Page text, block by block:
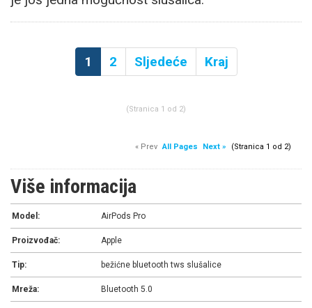
1 2 Sljedeće Kraj
(Stranica 1 od 2)
« Prev All Pages Next » (Stranica 1 od 2)
Više informacija
Model: AirPods Pro
Proizvođač: Apple
Tip: bežićne bluetooth tws slušalice
Mreža: Bluetooth 5.0